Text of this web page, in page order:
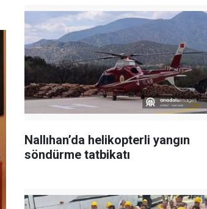
Nallıhan’da helikopterli yangın
söndürme tatbikatı